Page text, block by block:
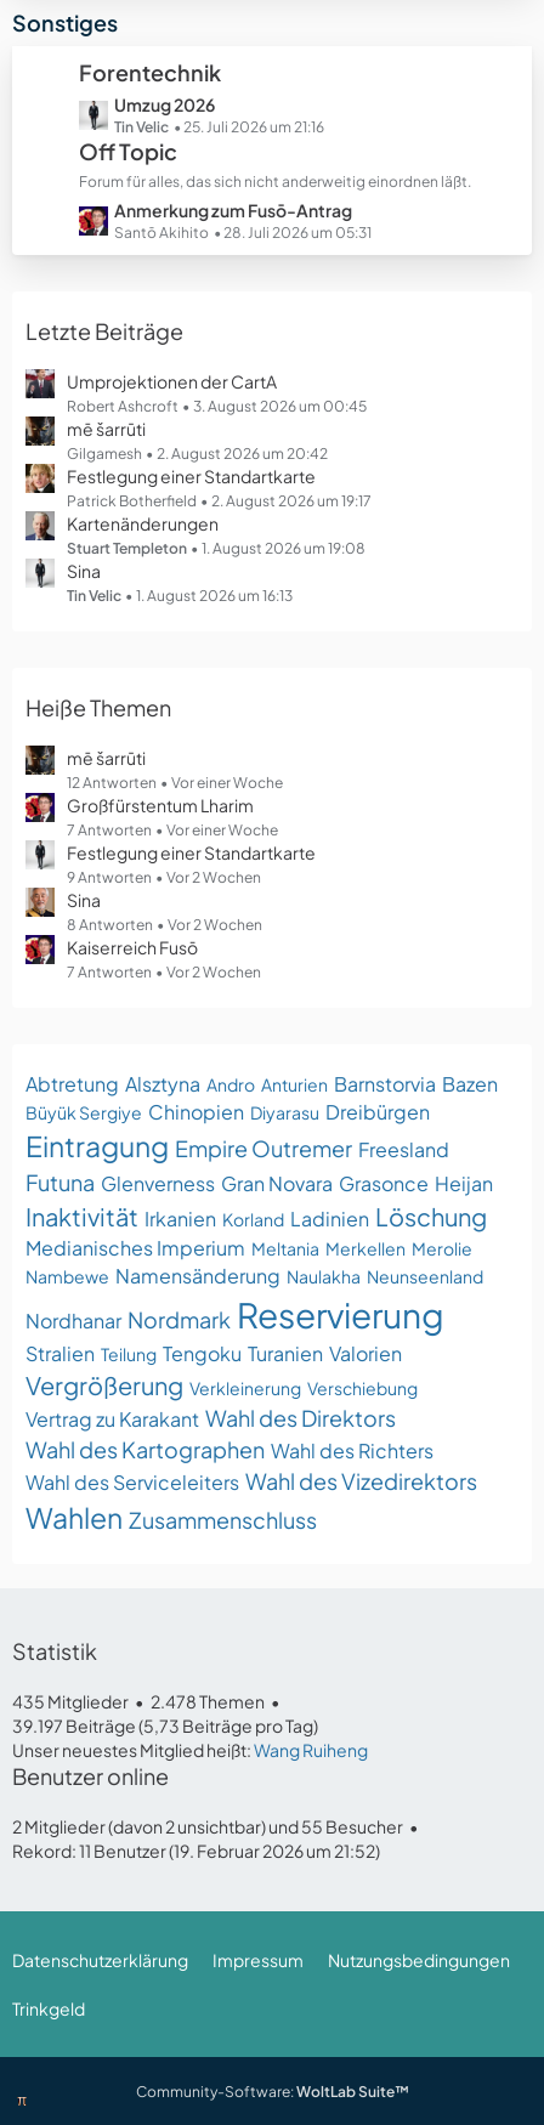
i
r
ä
g
e
t
e
B
e
i
t
r
ä
g
e
Sonstiges
Forentechnik
L
e
t
z
t
e
B
t
r
g
e
Umzug 2026
Tin Velic 25. Juli 2026 um 21:16
Off Topic
Forum für alles, das sich nicht anderweitig einordnen läßt.
L
e
t
e
e
i
t
r
ä
g
e
Anmerkung zum Fusō-Antrag
Santō Akihito 28. Juli 2026 um 05:31
Letzte Beiträge
Umprojektionen der CartA
Robert Ashcroft 3. August 2026 um 00:45
mē šarrūti
Gilgamesh 2. August 2026 um 20:42
Festlegung einer Standartkarte
Patrick Botherfield 2. August 2026 um 19:17
Kartenänderungen
Stuart Templeton 1. August 2026 um 19:08
Sina
Tin Velic 1. August 2026 um 16:13
Heiße Themen
mē šarrūti
12 Antworten Vor einer Woche
Großfürstentum Lharim
7 Antworten Vor einer Woche
Festlegung einer Standartkarte
9 Antworten Vor 2 Wochen
Sina
8 Antworten Vor 2 Wochen
Kaiserreich Fusō
7 Antworten Vor 2 Wochen
Abtretung Alsztyna Andro Anturien Barnstorvia Bazen
Büyük Sergiye Chinopien Diyarasu Dreibürgen
Eintragung Empire Outremer Freesland
Futuna Glenverness Gran Novara Grasonce Heijan
Inaktivität Irkanien Korland Ladinien Löschung
Medianisches Imperium Meltania Merkellen Merolie
Nambewe Namensänderung Naulakha Neunseenland
Nordhanar Nordmark Reservierung
Stralien Teilung Tengoku Turanien Valorien
Vergrößerung Verkleinerung Verschiebung
Vertrag zu Karakant Wahl des Direktors
Wahl des Kartographen Wahl des Richters
Wahl des Serviceleiters Wahl des Vizedirektors
Wahlen Zusammenschluss
Statistik
435 Mitglieder
2.478 Themen
39.197 Beiträge (5,73 Beiträge pro Tag)
Unser neuestes Mitglied heißt:Wang Ruiheng
Benutzer online
2 Mitglieder (davon 2 unsichtbar) und 55 Besucher
Rekord: 11 Benutzer (19. Februar 2026 um 21:52)
Datenschutzerklärung Impressum Nutzungsbedingungen
Trinkgeld
Community-Software:WoltLab Suite™
π